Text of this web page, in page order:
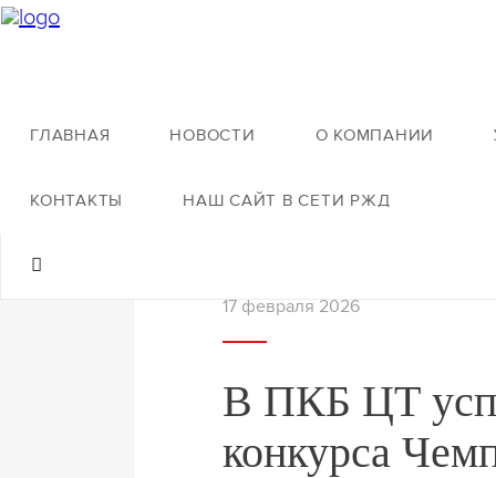
ГЛАВНАЯ НОВОСТИ О КОМПАНИИ
КОНТАКТЫ НАШ САЙТ В СЕТИ РЖД
17 февраля 2026
В ПКБ ЦТ
конкурса